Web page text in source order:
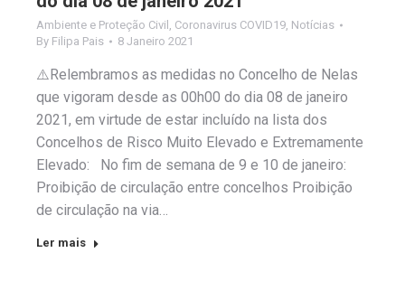
Ambiente e Proteção Civil Coronavirus COVID19 Notícias
By Filipa Pais 8 Janeiro 2021
⚠️Relembramos as medidas no Concelho de Nelas
que vigoram desde as 00h00 do dia 08 de janeiro
2021, em virtude de estar incluído na lista dos
Concelhos de Risco Muito Elevado e Extremamente
Elevado: No fim de semana de 9 e 10 de janeiro:
Proibição de circulação entre concelhos Proibição
de circulação na via…
Ler mais